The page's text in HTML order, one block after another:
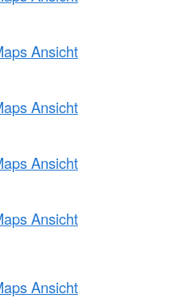
Ansicht
Ansicht
Ansicht
Ansicht
Ansicht